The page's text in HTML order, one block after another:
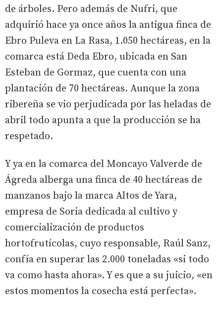
de árboles. Pero además de Nufri, que
adquirió hace ya once años la antigua finca de
Ebro Puleva en La Rasa, 1.050 hectáreas, en la
comarca está Deda Ebro, ubicada en San
Esteban de Gormaz, que cuenta con una
plantación de 70 hectáreas. Aunque la zona
ribereña se vio perjudicada por las heladas de
abril todo apunta a que la producción se ha
respetado.
Y ya en la comarca del Moncayo Valverde de
Ágreda alberga una finca de 40 hectáreas de
manzanos bajo la marca Altos de Yara,
empresa de Soria dedicada al cultivo y
comercialización de productos
hortofrutícolas, cuyo responsable, Raúl Sanz,
confía en superar las 2.000 toneladas «si todo
va como hasta ahora». Y es que a su juicio, «en
estos momentos la cosecha está perfecta».